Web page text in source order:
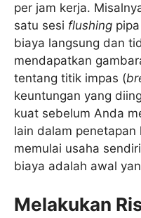
per jam kerja.
satu sesi flushing
biaya langsung dan
mendapatkan
tentang titik impas (
keuntungan yang
kuat sebelum Anda
lain dalam penetapan
memulai usaha
biaya adalah awal
Melakukan